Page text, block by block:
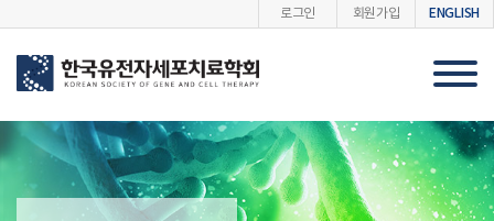
로그인 회원가입 ENGLISH